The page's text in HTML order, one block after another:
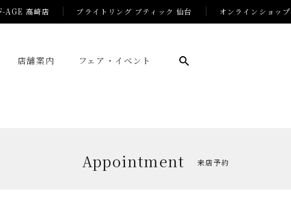
AGE 高崎店 ブライトリング ブティック 仙台 オンラインショップ
店舗案内 フェア・イベント
Appointment 来店予約